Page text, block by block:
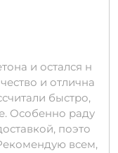
и остался н
и отлична
быстро,
Особенно раду
поэто
всем,